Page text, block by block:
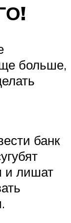
больше,
банк
и лишат